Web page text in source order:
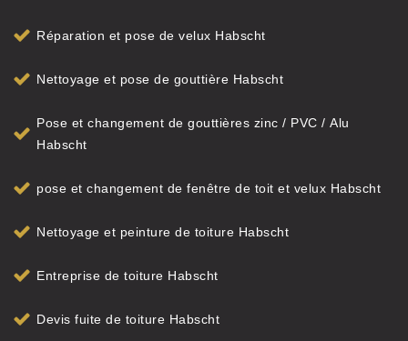
Réparation et pose de velux Habscht
Nettoyage et pose de gouttière Habscht
Pose et changement de gouttières zinc / PVC / Alu
Habscht
pose et changement de fenêtre de toit et velux Habscht
Nettoyage et peinture de toiture Habscht
Entreprise de toiture Habscht
Devis fuite de toiture Habscht